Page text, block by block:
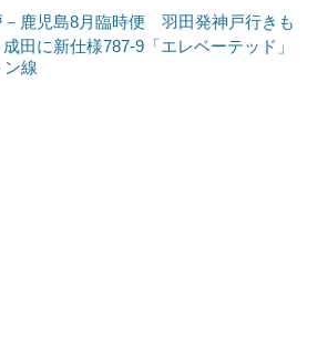
－鹿児島8月臨時便 羽田発神戸行きも
田に新仕様787-9「エレベーテッド」
ン線